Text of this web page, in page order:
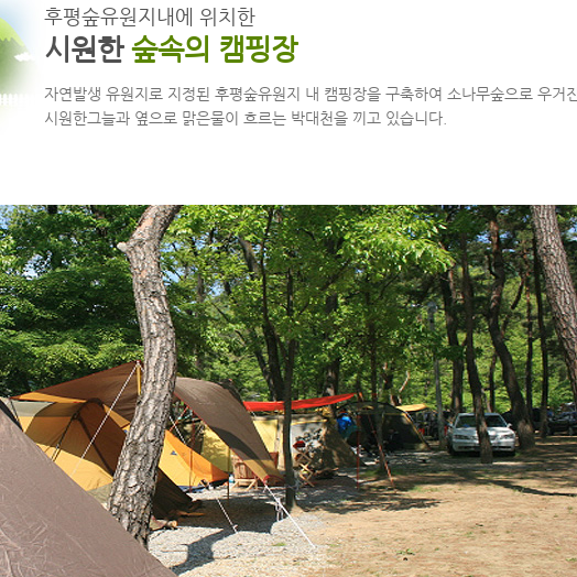
후평숲유원지내에 위치한
시원한 숲속의 캠핑장
자연발생 유원지로 지정된 후평숲유원지 내 캠핑장을 구축하여 소나무숲으로 우거진
시원한그늘과 옆으로 맑은물이 흐르는 박대천을 끼고 있습니다.